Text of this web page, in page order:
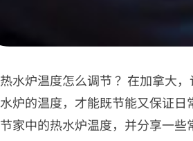
热水炉温度怎么调节 ？在加拿大
水炉的温度，才能既节能又保证
节家中的热水炉温度，并分享一些